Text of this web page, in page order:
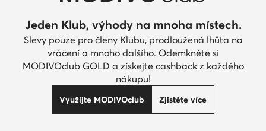
Jeden Klub, výhody na mnoha místech.
Slevy pouze pro členy Klubu, prodloužená lhůta na
vrácení a mnoho dalšího. Odemkněte si
MODIVOclub GOLD a získejte cashback z každého
nákupu!
Využijte MODIVOclub Zjistěte více